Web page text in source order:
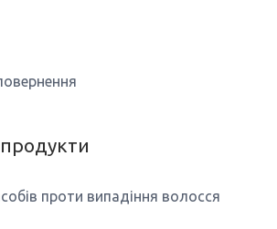
продукти
проти випадіння волосся